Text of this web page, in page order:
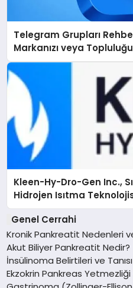
Telegram Grupları
Markanızı veya
Kleen-Hy-Dro-Gen Inc.,
Hidrojen Isıtma
Düzenleyici Onaylarını
Genel Cerrahi
Kronik Pankreatit Nedenleri
Akut Biliyer Pankreatit Nedir?
İnsülinoma Belirtileri ve Tanısı
Ekzokrin Pankreas Yetmezliği